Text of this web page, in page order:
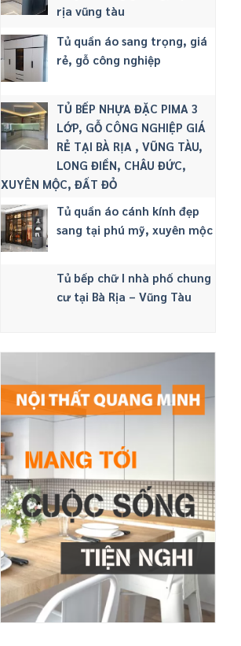
rịa vũng tàu
Tủ quần áo sang trọng, giá
rẻ, gỗ công nghiệp
TỦ BẾP NHỰA ĐẶC PIMA 3
LỚP, GỖ CÔNG NGHIỆP GIÁ
RẺ TẠI BÀ RỊA , VŨNG TÀU,
LONG ĐIỀN, CHÂU ĐỨC,
XUYÊN MỘC, ĐẤT ĐỎ
Tủ quần áo cánh kính đẹp
sang tại phú mỹ, xuyên mộc
Tủ bếp chữ I nhà phố chung
cư tại Bà Rịa – Vũng Tàu